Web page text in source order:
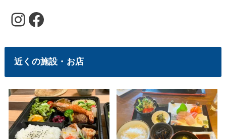
Instagram
Facebook
近くの施設・お店